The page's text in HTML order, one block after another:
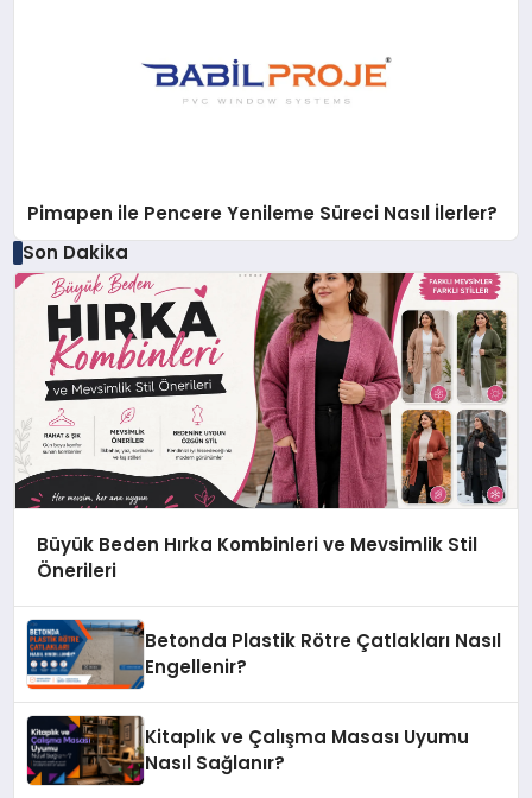
Pimapen ile Pencere Yenileme Süreci Nasıl İlerler?
Son Dakika
Büyük Beden Hırka Kombinleri ve Mevsimlik Stil
Önerileri
Betonda Plastik Rötre Çatlakları Nasıl
Engellenir?
Kitaplık ve Çalışma Masası Uyumu
Nasıl Sağlanır?